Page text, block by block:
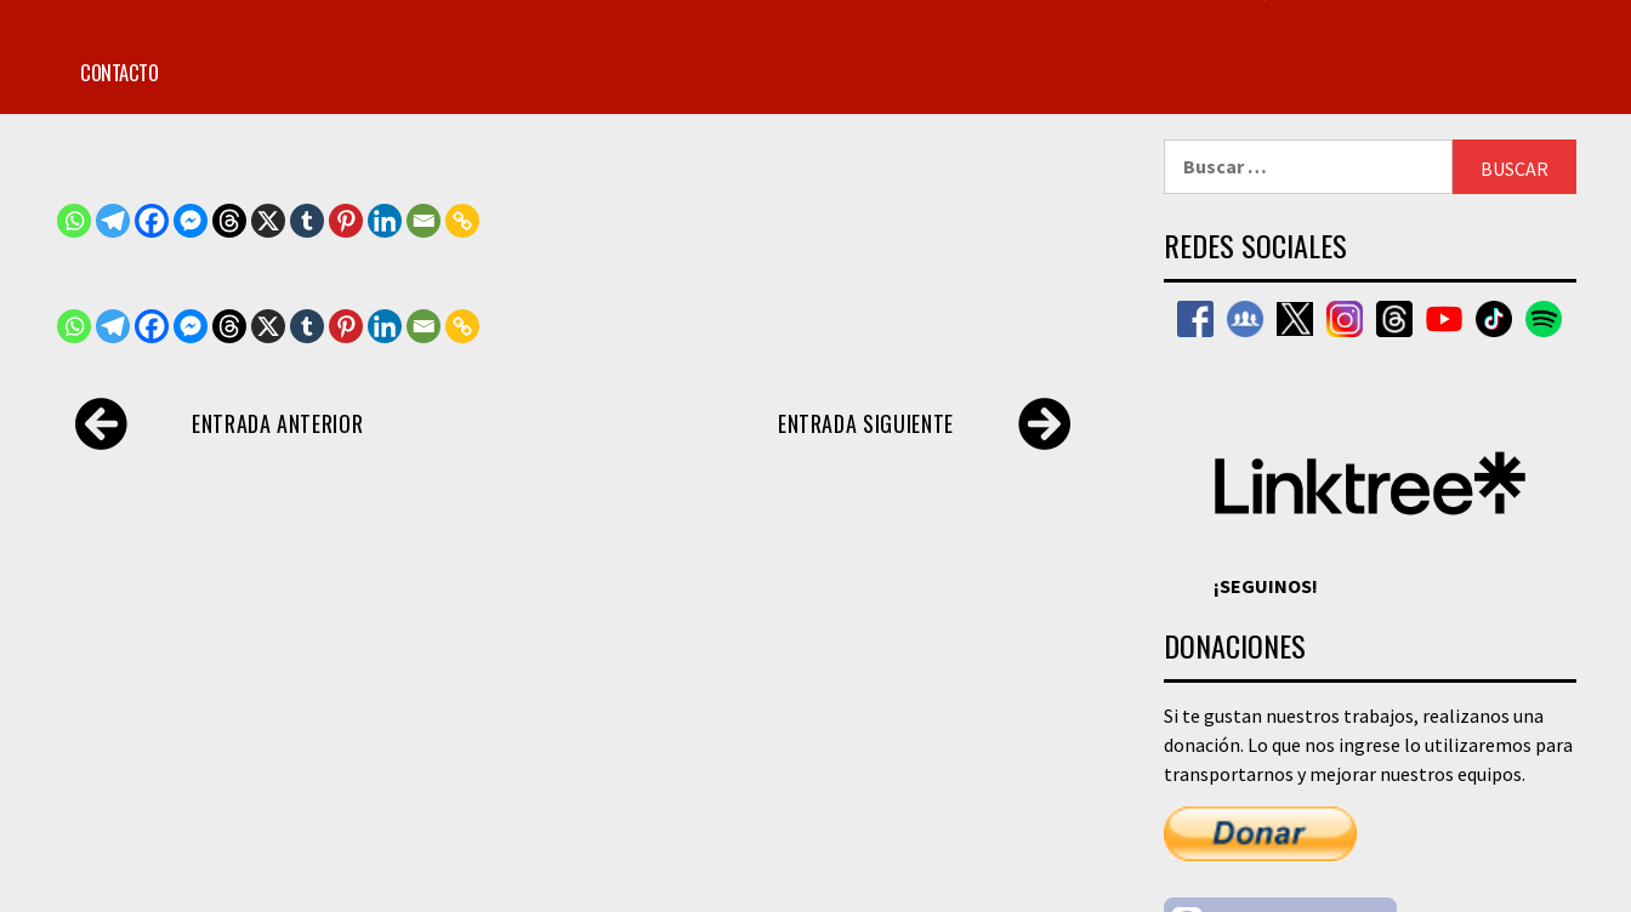
CONTACTO
Navegación
de ENTRADA ANTERIOR ENTRADA SIGUIENTE
REDES SOCIALES
¡SEGUINOS!
DONACIONES
Si te gustan nuestros trabajos, realizanos una
donación. Lo que nos ingrese lo utilizaremos para
transportarnos y mejorar nuestros equipos.